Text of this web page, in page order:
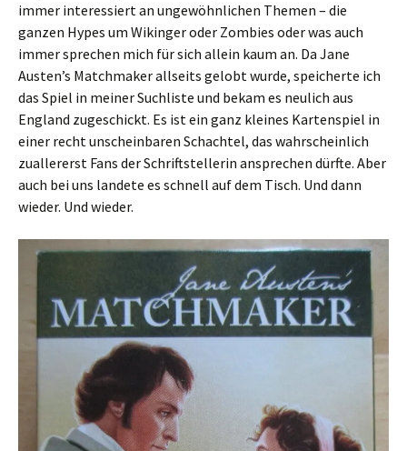
immer interessiert an ungewöhnlichen Themen – die
ganzen Hypes um Wikinger oder Zombies oder was auch
immer sprechen mich für sich allein kaum an. Da Jane
Austen’s Matchmaker allseits gelobt wurde, speicherte ich
das Spiel in meiner Suchliste und bekam es neulich aus
England zugeschickt. Es ist ein ganz kleines Kartenspiel in
einer recht unscheinbaren Schachtel, das wahrscheinlich
zuallererst Fans der Schriftstellerin ansprechen dürfte. Aber
auch bei uns landete es schnell auf dem Tisch. Und dann
wieder. Und wieder.